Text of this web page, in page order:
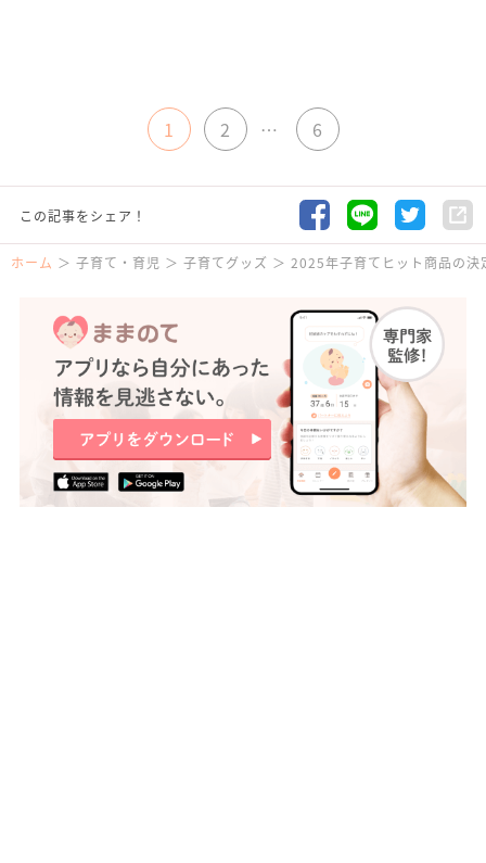
1 2 … 6
この記事をシェア！
ホーム 子育て・育児 子育てグッズ 2025年子育てヒット商品の決